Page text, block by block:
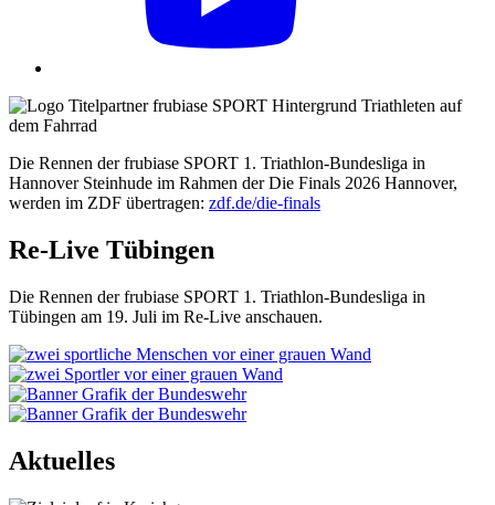
Die Rennen der frubiase SPORT 1. Triathlon-Bundesliga in
Hannover Steinhude im Rahmen der Die Finals 2026 Hannover,
werden im ZDF übertragen: zdf.de/die-finals
Re-Live Tübingen
Die Rennen der frubiase SPORT 1. Triathlon-Bundesliga in
Tübingen am 19. Juli im Re-Live anschauen.
Aktuelles